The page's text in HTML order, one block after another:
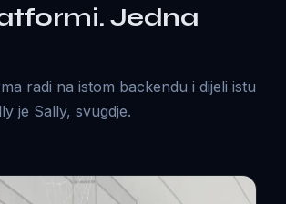
Jedna
radi na istom backendu i dijeli istu
je Sally, svugdje.